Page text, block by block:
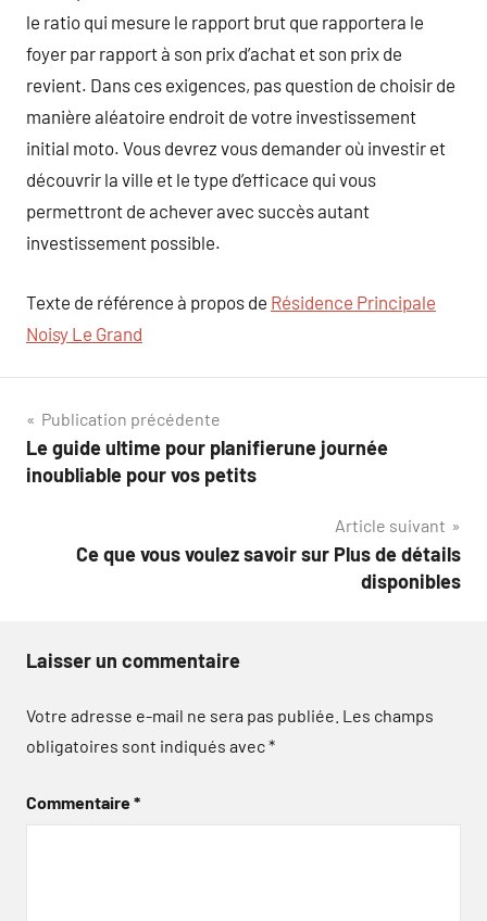
le ratio qui mesure le rapport brut que rapportera le
foyer par rapport à son prix d’achat et son prix de
revient. Dans ces exigences, pas question de choisir de
manière aléatoire endroit de votre investissement
initial moto. Vous devrez vous demander où investir et
découvrir la ville et le type d’efficace qui vous
permettront de achever avec succès autant
investissement possible.
Texte de référence à propos de Résidence Principale
Noisy Le Grand
Navigation
de
Publication précédente
Le guide ultime pour planifierune journée
inoubliable pour vos petits
Article suivant
Ce que vous voulez savoir sur Plus de détails
disponibles
Laisser un commentaire
Votre adresse e-mail ne sera pas publiée. Les champs
obligatoires sont indiqués avec*
Commentaire*